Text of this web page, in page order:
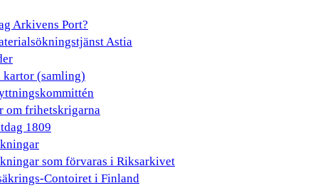
Arkivens Port?
Astia
kartor (samling)
om frihetskrigarna
1809
som förvaras i Riksarkivet
Contoiret i Finland